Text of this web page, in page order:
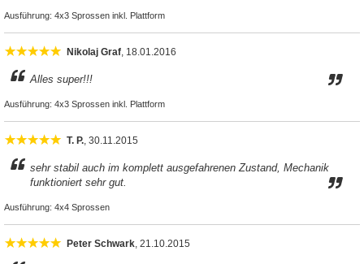
Ausführung: 4x3 Sprossen inkl. Plattform
Nikolaj Graf, 18.01.2016
Alles super!!!
Ausführung: 4x3 Sprossen inkl. Plattform
T. P., 30.11.2015
sehr stabil auch im komplett ausgefahrenen Zustand, Mechanik
funktioniert sehr gut.
Ausführung: 4x4 Sprossen
Peter Schwark, 21.10.2015